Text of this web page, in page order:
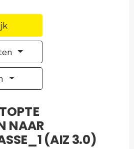
NAAR
(AIZ 3.0)